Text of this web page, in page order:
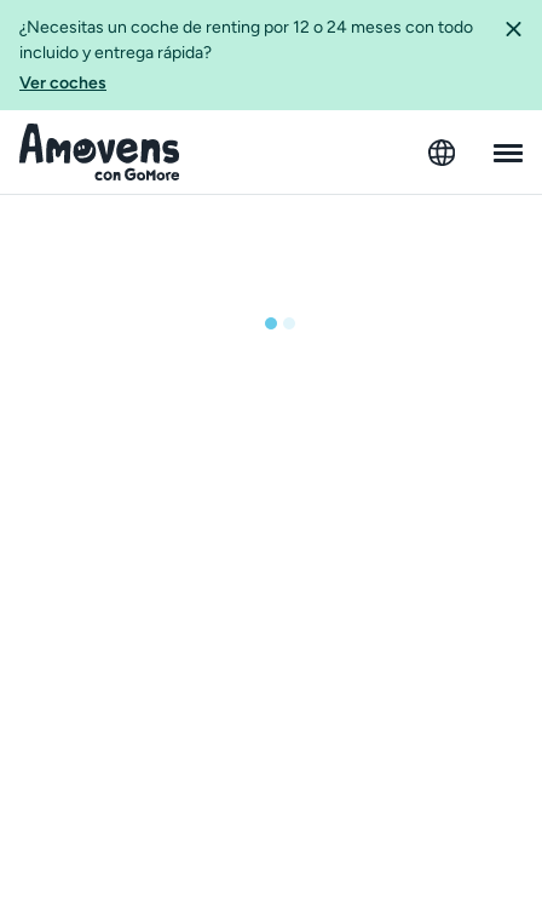
¿Necesitas un coche de renting por 12 o 24 meses con todo
incluido y entrega rápida?
Ver coches